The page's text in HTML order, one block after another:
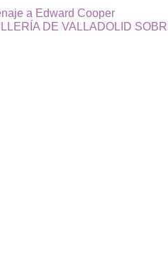
a Edward Cooper
DE VALLADOLID